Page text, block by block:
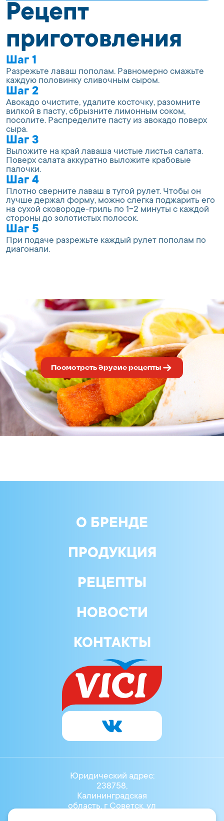
Рецепт
приготовления
Шаг 1
Разрежьте лаваш пополам. Равномерно смажьте
каждую половинку сливочным сыром.
Шаг 2
Авокадо очистите, удалите косточку, разомните
вилкой в пасту, сбрызните лимонным соком,
посолите. Распределите пасту из авокадо поверх
сыра.
Шаг 3
Выложите на край лаваша чистые листья салата.
Поверх салата аккуратно выложите крабовые
палочки.
Шаг 4
Плотно сверните лаваш в тугой рулет. Чтобы он
лучше держал форму, можно слегка поджарить его
на сухой сковороде-гриль по 1-2 минуты с каждой
стороны до золотистых полосок.
Шаг 5
При подаче разрежьте каждый рулет пополам по
диагонали.
Посмотреть другие рецепты
О БРЕНДЕ
ПРОДУКЦИЯ
РЕЦЕПТЫ
НОВОСТИ
КОНТАКТЫ
Юридический адрес:
238758,
Калининградская
область, г Советск, ул